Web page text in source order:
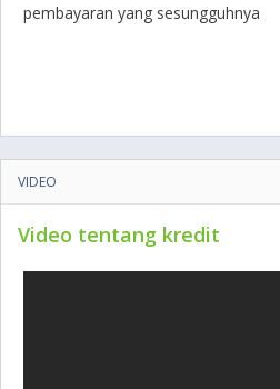
pembayaran yang sesungguhnya
VIDEO
Video tentang kredit